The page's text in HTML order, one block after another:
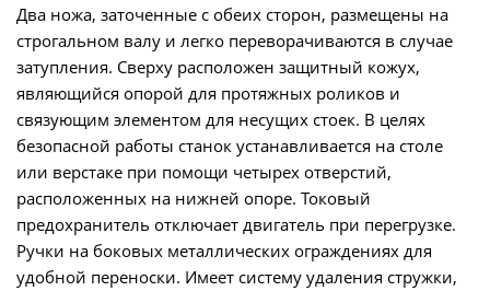
Два ножа, заточенные с обеих сторон, размещены на
строгальном валу и легко переворачиваются в случае
затупления. Сверху расположен защитный кожух,
являющийся опорой для протяжных роликов и
связующим элементом для несущих стоек. В целях
безопасной работы станок устанавливается на столе
или верстаке при помощи четырех отверстий,
расположенных на нижней опоре. Токовый
предохранитель отключает двигатель при перегрузке.
Ручки на боковых металлических ограждениях для
удобной переноски. Имеет систему удаления стружки,